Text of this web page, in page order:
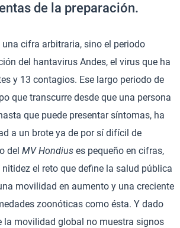
de la preparación.
cifra arbitraria, sino el periodo
del hantavirus Andes, el virus que ha
y 13 contagios. Ese largo periodo de
que transcurre desde que una persona
que puede presentar síntomas, ha
a un brote ya de por sí difícil de
del MV Hondius es pequeño en cifras,
el reto que define la salud pública
movilidad en aumento y una creciente
zoonóticas como ésta. Y dado
la movilidad global no muestra signos